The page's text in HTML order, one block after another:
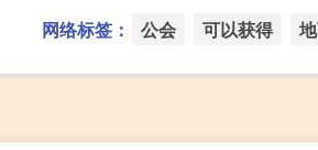
网络标签： 公会 可以获得